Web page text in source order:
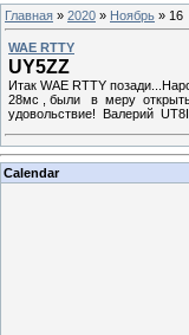
Главная » 2020 » Ноябрь » 16
WAE RTTY
UY5ZZ
Итак WAE RTTY
28мс , были в меру
удовольствие! Валерий
Calendar